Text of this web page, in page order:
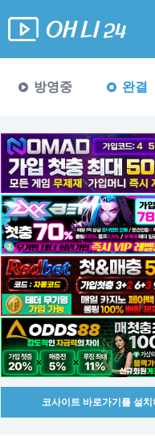
방영중 완결
코사이트 바로가기를 설